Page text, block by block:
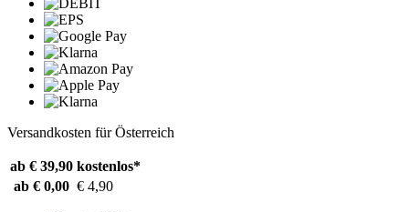
Versandkosten für Österreich
ab € 39,90 kostenlos*
ab € 0,00 € 4,90